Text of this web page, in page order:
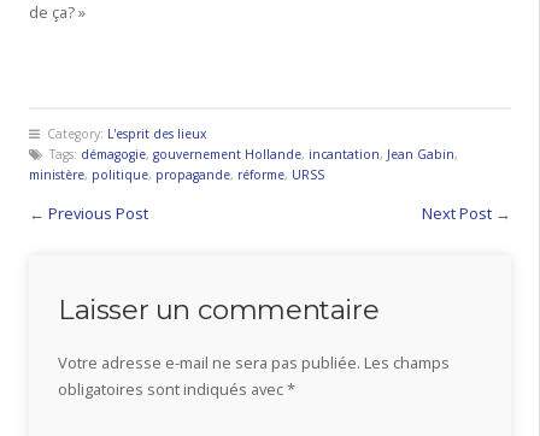
de ça? »
Category: L'esprit des lieux
Tags: démagogie, gouvernement Hollande, incantation, Jean Gabin,
ministère, politique, propagande, réforme, URSS
← Previous Post Next Post →
Laisser un commentaire
Votre adresse e-mail ne sera pas publiée. Les champs
obligatoires sont indiqués avec*